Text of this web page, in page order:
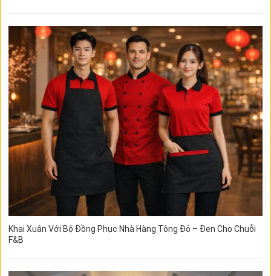
Khai Xuân Với Bộ Đồng Phục Nhà Hàng Tông Đỏ – Đen Cho Chuỗi
F&B